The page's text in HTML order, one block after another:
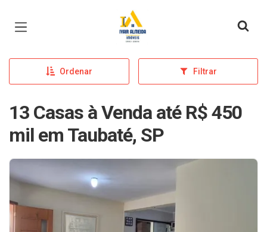
Página inicial
Ordenar Filtrar
13 Casas à Venda até R$ 450
mil em Taubaté, SP